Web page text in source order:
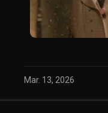
Mar. 13, 2026